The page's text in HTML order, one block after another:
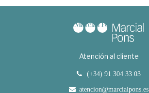
Atención al cliente
(+34) 91 304 33 03
atencion@marcialpons.es